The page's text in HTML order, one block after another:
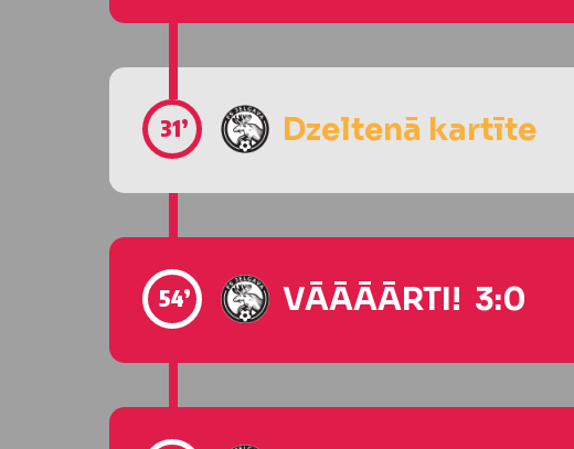
31’ Dzeltenā kartīte
54’ VĀĀĀĀRTI! 3:0